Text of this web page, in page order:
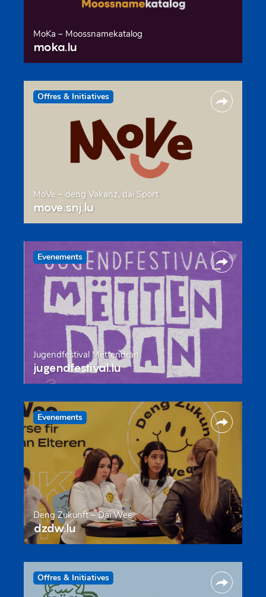
MoKa – Moossnamekatalog
moka.lu
Offres & Initiatives
MoVe – deng Vakanz, däi Sport
move.snj.lu
Evenements
Jugendfestival Mëttendran
jugendfestival.lu
Evenements
Deng Zukunft – Däi Wee
dzdw.lu
Offres & Initiatives